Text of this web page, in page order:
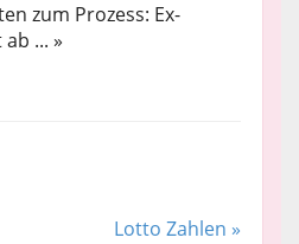
zum Prozess: Ex-
... »
Lotto Zahlen »